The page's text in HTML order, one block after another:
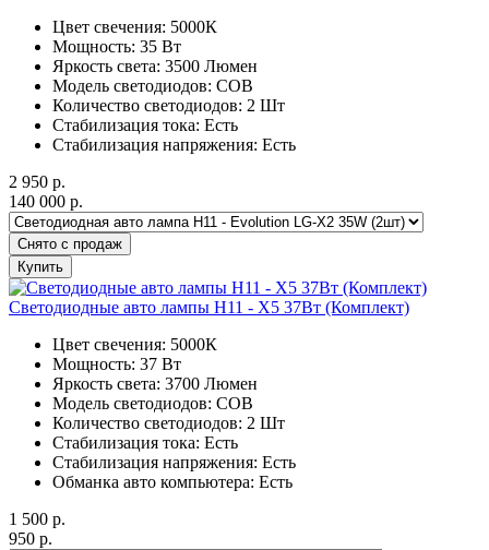
Цвет свечения: 5000К
Мощность: 35 Вт
Яркость света: 3500 Люмен
Модель светодиодов: COB
Количество светодиодов: 2 Шт
Стабилизация тока: Есть
Стабилизация напряжения: Есть
2 950 р.
140 000 р.
Снято с продаж
Купить
Светодиодные авто лампы H11 - X5 37Вт (Комплект)
Цвет свечения: 5000К
Мощность: 37 Вт
Яркость света: 3700 Люмен
Модель светодиодов: COB
Количество светодиодов: 2 Шт
Стабилизация тока: Есть
Стабилизация напряжения: Есть
Обманка авто компьютера: Есть
1 500 р.
950 р.